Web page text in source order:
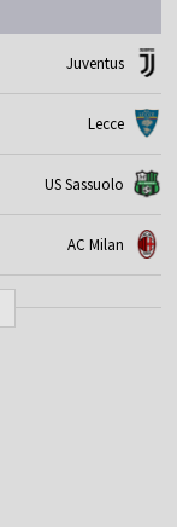
Juventus
Lecce
US Sassuolo
AC Milan